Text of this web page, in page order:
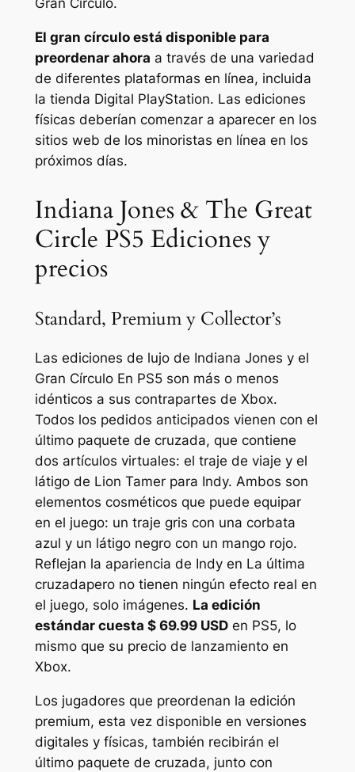
El gran círculo está disponible para
preordenar ahora a través de una variedad
de diferentes plataformas en línea, incluida
la tienda Digital PlayStation. Las ediciones
físicas deberían comenzar a aparecer en los
sitios web de los minoristas en línea en los
próximos días.
Indiana Jones & The Great
Circle PS5 Ediciones y
precios
Standard, Premium y Collector’s
Las ediciones de lujo de Indiana Jones y el
Gran CírculoEn PS5 son más o menos
idénticos a sus contrapartes de Xbox.
Todos los pedidos anticipados vienen con el
último paquete de cruzada, que contiene
dos artículos virtuales: el traje de viaje y el
látigo de Lion Tamer para Indy. Ambos son
elementos cosméticos que puede equipar
en el juego: un traje gris con una corbata
azul y un látigo negro con un mango rojo.
Reflejan la apariencia de Indy en La última
cruzadapero no tienen ningún efecto real en
el juego, solo imágenes. La edición
estándar cuesta $ 69.99 USDen PS5, lo
mismo que su precio de lanzamiento en
Xbox.
Los jugadores que preordenan la edición
premium, esta vez disponible en versiones
digitales y físicas, también recibirán el
último paquete de cruzada, junto con